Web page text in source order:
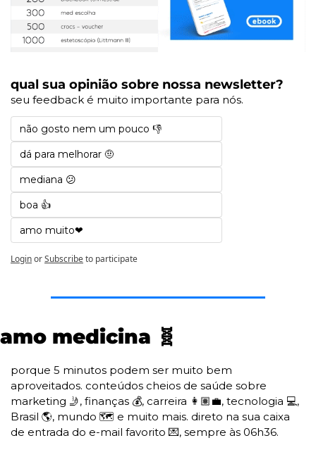
qual sua opinião sobre nossa newsletter?
seu feedback é muito importante para nós.
não gosto nem um pouco 👎
dá para melhorar 🤨
mediana 😕
boa 👍
amo muito❤️
LoginorSubscribeto participate
amo medicina 🧬
porque 5 minutos podem ser muito bem
aproveitados. conteúdos cheios de saúde sobre
marketing 🤳, finanças 💰, carreira 👩🏽‍💼, tecnologia 💻,
Brasil 🌎, mundo 🗺️ e muito mais. direto na sua caixa
de entrada do e-mail favorito 💌, sempre às 06h36.